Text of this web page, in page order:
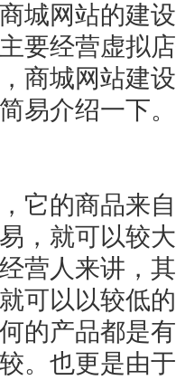
城网站的建
要经营虚拟
商城网站建
易介绍一下。
它的商品来
，就可以较
营人来讲，
可以以较低
的产品都是
。也更是由